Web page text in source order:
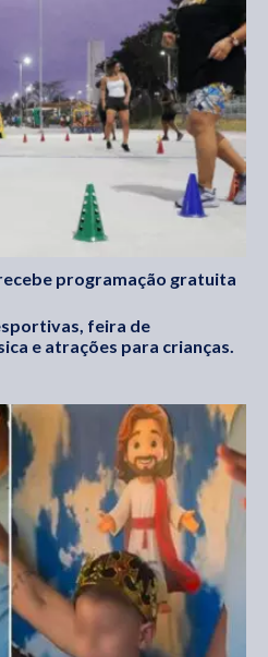
programação gratuita
feira de
e atrações para crianças.